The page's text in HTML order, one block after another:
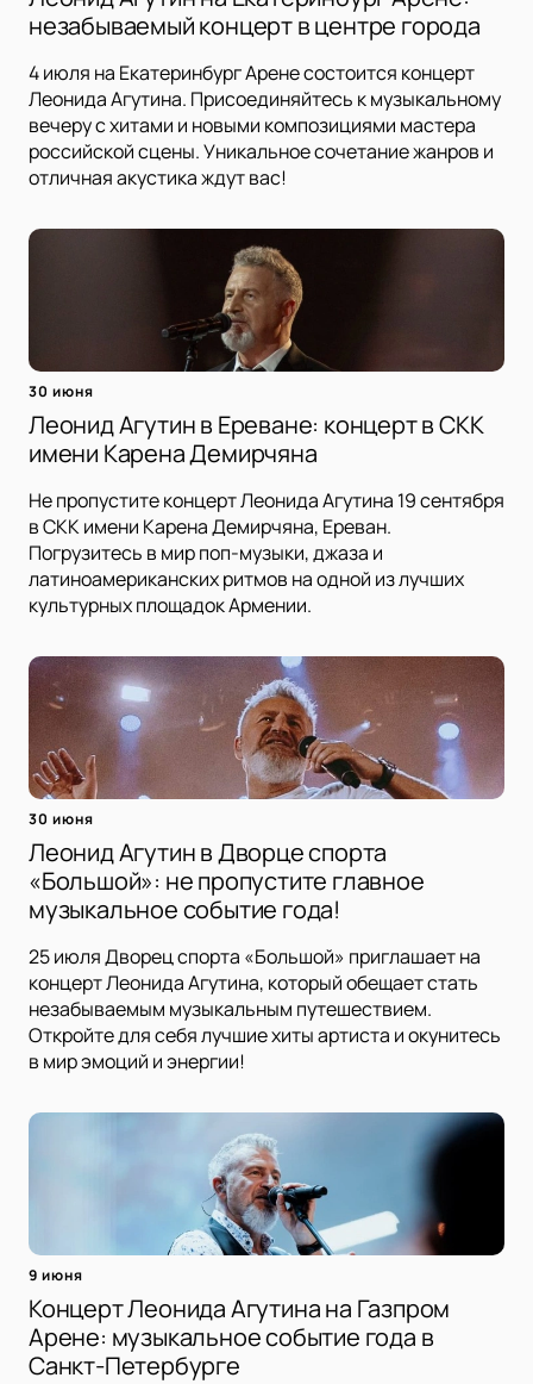
незабываемый концерт в центре города
4 июля на Екатеринбург Арене состоится концерт
Леонида Агутина. Присоединяйтесь к музыкальному
вечеру с хитами и новыми композициями мастера
российской сцены. Уникальное сочетание жанров и
отличная акустика ждут вас!
30 июня
Леонид Агутин в Ереване: концерт в СКК
имени Карена Демирчяна
Не пропустите концерт Леонида Агутина 19 сентября
в СКК имени Карена Демирчяна, Ереван.
Погрузитесь в мир поп-музыки, джаза и
латиноамериканских ритмов на одной из лучших
культурных площадок Армении.
30 июня
Леонид Агутин в Дворце спорта
«Большой»: не пропустите главное
музыкальное событие года!
25 июля Дворец спорта «Большой» приглашает на
концерт Леонида Агутина, который обещает стать
незабываемым музыкальным путешествием.
Откройте для себя лучшие хиты артиста и окунитесь
в мир эмоций и энергии!
9 июня
Концерт Леонида Агутина на Газпром
Арене: музыкальное событие года в
Санкт-Петербурге